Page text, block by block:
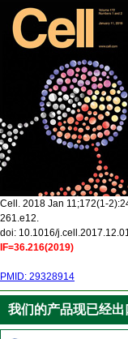
Cell. 2018 Jan 11;172(1-
261.e12.
doi: 10.1016/
IF=36.216(2019)
PMID: 29328914
我们的产品现已经